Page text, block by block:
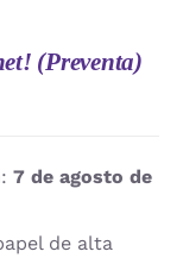
(Preventa)
7 de agosto de
de alta